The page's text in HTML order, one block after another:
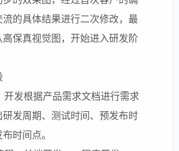
流的具体结果进行二次修改，最
高保真视觉图，开始进入研发阶
开发根据产品需求文档进行需求
研发周期、测试时间、预发布时
时间点。